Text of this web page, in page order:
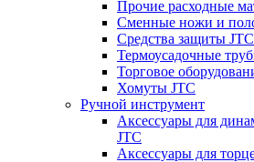
Прочие расходные
Сменные ножи и
Средства защиты JTC
Термоусадочные
Торговое
Хомуты JTC
Ручной инструмент
Аксессуары для
JTC
Аксессуары для